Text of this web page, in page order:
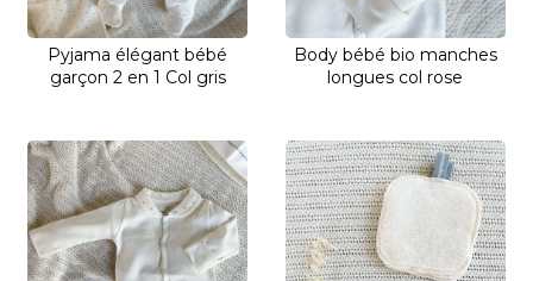
Pyjama élégant bébé
garçon 2 en 1 Col gris
Body bébé bio manches
longues col rose